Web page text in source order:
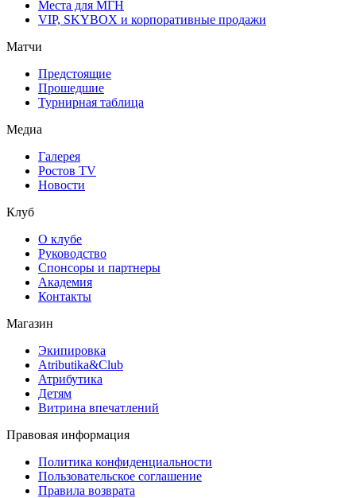
Места для МГН
VIP, SKYBOX и корпоративные продажи
Матчи
Предстоящие
Прошедшие
Турнирная таблица
Медиа
Галерея
Ростов TV
Новости
Клуб
О клубе
Руководство
Спонсоры и партнеры
Академия
Контакты
Магазин
Экипировка
Atributika&Club
Атрибутика
Детям
Витрина впечатлений
Правовая информация
Политика конфиденциальности
Пользовательское соглашение
Правила возврата